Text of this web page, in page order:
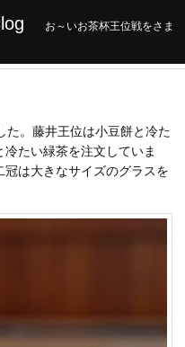
お～いお茶杯王位戦をさま
た。藤井王位は小豆餅と冷た
たい緑茶を注文していま
は大きなサイズのグラスを